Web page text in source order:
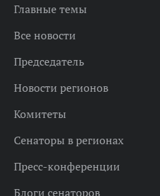
Главные темы
Все новости
Председатель
Новости регионов
Комитеты
Сенаторы в регионах
Пресс-конференции
Блоги сенаторов